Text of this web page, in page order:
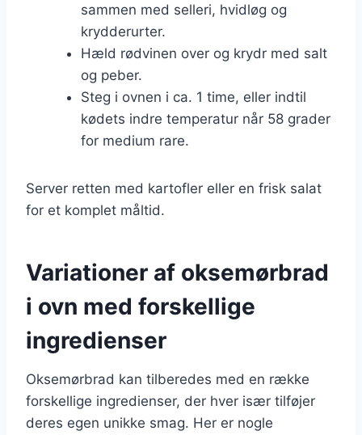
sammen med selleri, hvidløg og
krydderurter.
Hæld rødvinen over og krydr med salt
og peber.
Steg i ovnen i ca. 1 time, eller indtil
kødets indre temperatur når 58 grader
for medium rare.
Server retten med kartofler eller en frisk salat
for et komplet måltid.
Variationer af oksemørbrad
i ovn med forskellige
ingredienser
Oksemørbrad kan tilberedes med en række
forskellige ingredienser, der hver især tilføjer
deres egen unikke smag. Her er nogle